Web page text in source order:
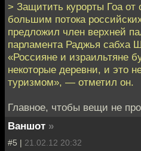
> Защитить курорты Гоа
большим потока
предложил член верхней
парламента Раджья сабха
«Россияне и израильтяне
некоторые деревни, и это
туризмом», — отметил он.
Главное, чтобы вещи не
Ваншот »
#5 | 21.02.12 20:32